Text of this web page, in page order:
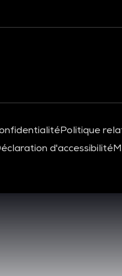
Politique
d'accessibilité